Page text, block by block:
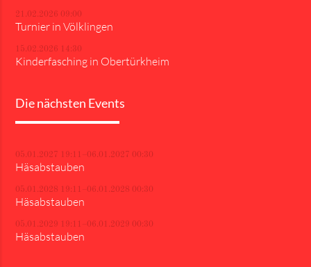
21.02.2026 09:00
Turnier in Völklingen
15.02.2026 14:30
Kinderfasching in Obertürkheim
Die nächsten Events
05.01.2027 19:11–06.01.2027 00:30
Häsabstauben
05.01.2028 19:11–06.01.2028 00:30
Häsabstauben
05.01.2029 19:11–06.01.2029 00:30
Häsabstauben